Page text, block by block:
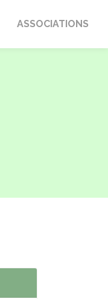
ASSOCIATIONS